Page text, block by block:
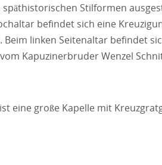
Stilformen
befindet sich eine
Beim linken Seitenaltar befindet
Kapuzinerbruder Wenzel
eine große Kapelle mit